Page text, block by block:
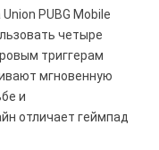
PUBG Mobile
четыре
триггерам
мгновенную
и
отличает геймпад